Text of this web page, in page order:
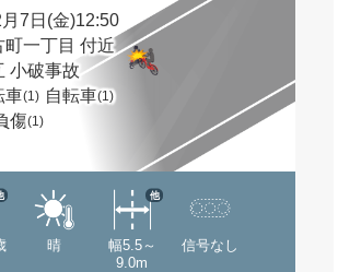
7日(金)12:50
町一丁目 付近
小破事故
車(1) 自転車(1)
傷(1)
晴
幅5.5～
9.0m
他
信号なし